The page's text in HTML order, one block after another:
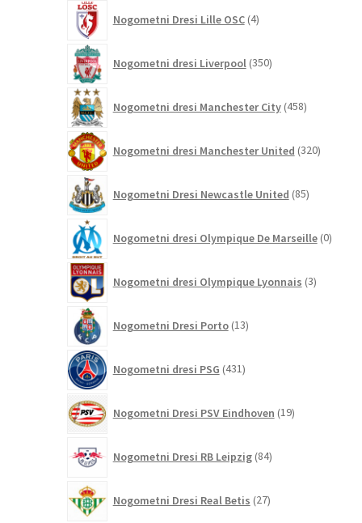
Nogometni Dresi Lille OSC 4izdelki
Nogometni dresi Liverpool 350izdelkov
Nogometni dresi Manchester City 458izdelkov
Nogometni dresi Manchester United 320izdelkov
Nogometni Dresi Newcastle United 85izdelkov
Nogometni dresi Olympique De Marseille 0
Nogometni dresi Olympique Lyonnais 3izdelki
Nogometni Dresi Porto 13izdelkov
Nogometni dresi PSG 431izdelkov
Nogometni Dresi PSV Eindhoven 19izdelkov
Nogometni Dresi RB Leipzig 84izdelkov
Nogometni Dresi Real Betis 27izdelkov